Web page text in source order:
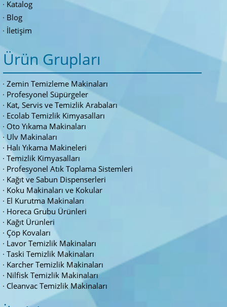
Katalog
Blog
İletişim
Ürün Grupları
Zemin Temizleme Makinaları
Profesyonel Süpürgeler
Kat, Servis ve Temizlik Arabaları
Ecolab Temizlik Kimyasalları
Oto Yıkama Makinaları
Ulv Makinaları
Halı Yıkama Makineleri
Temizlik Kimyasalları
Profesyonel Atık Toplama Sistemleri
Kağıt ve Sabun Dispenserleri
Koku Makinaları ve Kokular
El Kurutma Makinaları
Horeca Grubu Ürünleri
Kağıt Ürünleri
Çöp Kovaları
Lavor Temizlik Makinaları
Taski Temizlik Makinaları
Karcher Temizlik Makinaları
Nilfisk Temizlik Makinaları
Cleanvac Temizlik Makinaları